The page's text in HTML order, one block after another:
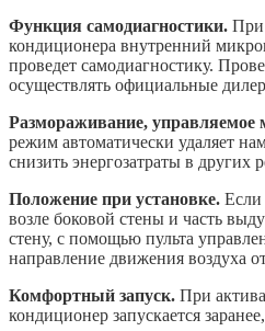
Функция самодиагностики. При
кондиционера внутренний
проведет самодиагностику.
осуществлять официальные
Размораживание,
режим автоматически удаляет
снизить энергозатраты в других
Положение при установке. Если
возле боковой стены и часть
стену, с помощью пульта
направление движения воздуха
Комфортный запуск. При
кондиционер запускается